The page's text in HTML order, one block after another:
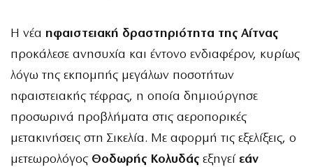
Η νέα ηφαιστειακή δραστηριότητα της Αίτνας
προκάλεσε ανησυχία και έντονο ενδιαφέρον, κυρίως
λόγω της εκπομπής μεγάλων ποσοτήτων
ηφαιστειακής τέφρας, η οποία δημιούργησε
προσωρινά προβλήματα στις αεροπορικές
μετακινήσεις στη Σικελία. Με αφορμή τις εξελίξεις, ο
μετεωρολόγος Θοδωρής Κολυδάς εξηγεί εάν